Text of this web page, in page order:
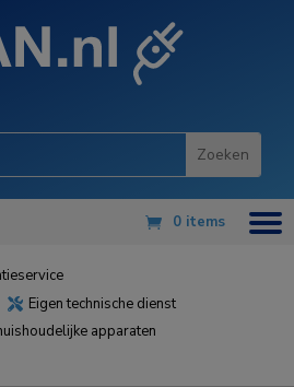
0 items
 Eigen technische dienst
apparaten